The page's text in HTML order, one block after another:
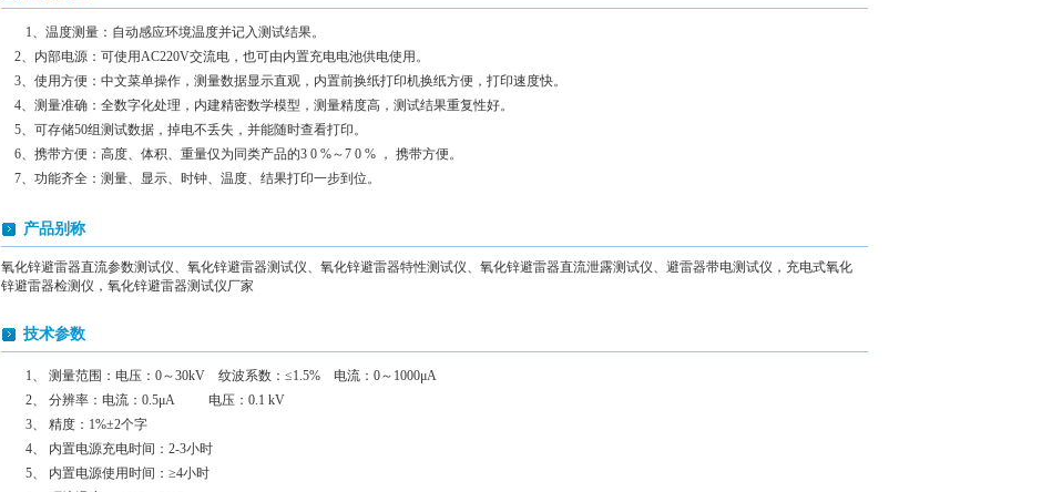
1、温度测量：自动感应环境温度并记入测试结果。
2、内部电源：可使用AC220V交流电，也可由内置充电电池供电使用。
3、使用方便：中文菜单操作，测量数据显示直观，内置前换纸打印机换纸方便，打印速度快。
4、测量准确：全数字化处理，内建精密数学模型，测量精度高，测试结果重复性好。
5、可存储50组测试数据，掉电不丢失，并能随时查看打印。
6、携带方便：高度、体积、重量仅为同类产品的3 0 %～7 0 % ， 携带方便。
7、功能齐全：测量、显示、时钟、温度、结果打印一步到位。
产品别称
氧化锌避雷器直流参数测试仪、氧化锌避雷器测试仪、氧化锌避雷器特性测试仪、氧化锌避雷器直流泄露测试仪、避雷器带电测试仪，充电式氧化
锌避雷器检测仪，氧化锌避雷器测试仪厂家
技术参数
1、 测量范围：电压：0～30kV 纹波系数：≤1.5% 电流：0～1000μA
2、 分辨率：电流：0.5μA 电压：0.1 kV
3、 精度：1%±2个字
4、 内置电源充电时间：2-3小时
5、 内置电源使用时间：≥4小时